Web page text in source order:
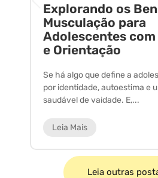
Explorando os
Musculação para
Adolescentes
e Orientação
Se há algo que define a
por identidade, autoestima e
saudável de vaidade. E,...
Leia Mais
Leia outras